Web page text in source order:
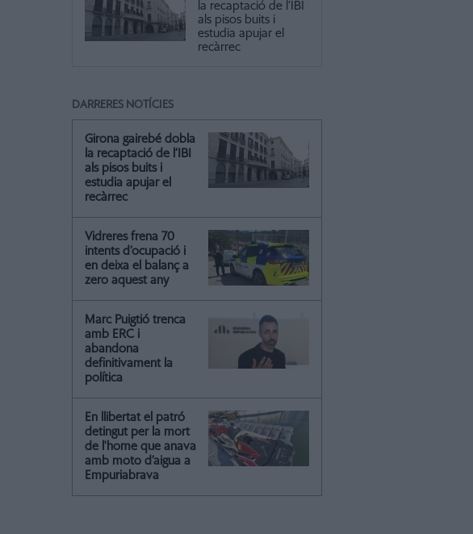
la recaptació de l’IBI
als pisos buits i
estudia apujar el
recàrrec
DARRERES NOTÍCIES
Girona gairebé dobla
la recaptació de l’IBI
als pisos buits i
estudia apujar el
recàrrec
Vidreres frena 70
intents d’ocupació i
en deixa el balanç a
zero aquest any
Marc Puigtió trenca
amb ERC i
abandona
definitivament la
política
En llibertat el patró
detingut per la mort
de l'home que anava
amb moto d’aigua a
Empuriabrava